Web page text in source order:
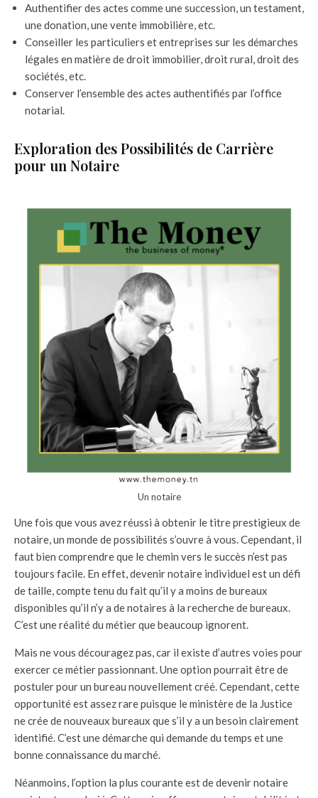
Authentifier des actes comme une succession, un testament,
une donation, une vente immobilière, etc.
Conseiller les particuliers et entreprises sur les démarches
légales en matière de droit immobilier, droit rural, droit des
sociétés, etc.
Conserver l’ensemble des actes authentifiés par l’office
notarial.
Exploration des Possibilités de Carrière
pour un Notaire
Un notaire
Une fois que vous avez réussi à obtenir le titre prestigieux de
notaire, un monde de possibilités s’ouvre à vous. Cependant, il
faut bien comprendre que le chemin vers le succès n’est pas
toujours facile. En effet, devenir notaire individuel est un défi
de taille, compte tenu du fait qu’il y a moins de bureaux
disponibles qu’il n’y a de notaires à la recherche de bureaux.
C’est une réalité du métier que beaucoup ignorent.
Mais ne vous découragez pas, car il existe d’autres voies pour
exercer ce métier passionnant. Une option pourrait être de
postuler pour un bureau nouvellement créé. Cependant, cette
opportunité est assez rare puisque le ministère de la Justice
ne crée de nouveaux bureaux que s’il y a un besoin clairement
identifié. C’est une démarche qui demande du temps et une
bonne connaissance du marché.
Néanmoins, l’option la plus courante est de devenir notaire